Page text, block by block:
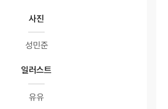
사진
성민준
일러스트
유유